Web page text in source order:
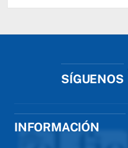
SÍGUENOS
INFORMACIÓN